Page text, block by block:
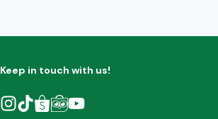
Keep in touch with us!